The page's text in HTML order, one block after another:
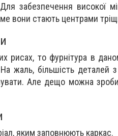
забезпечення високої
вони стають центрами
рисах, то фурнітура в
На жаль, більшість
Але дещо можна
яким заповнюють каркас.